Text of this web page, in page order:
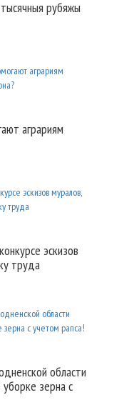
тысячныя рубяжы
аграриям
эскизов
труда
области
зерна с